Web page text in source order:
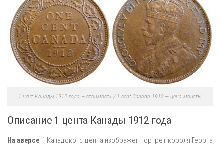
1 цент Канады 1912 года — стоимость / 1 cent Canada 1912 — цена монеты
Описание 1 цента Канады 1912 года
На аверсе 1 Канадского цента изображен портрет короля Георга